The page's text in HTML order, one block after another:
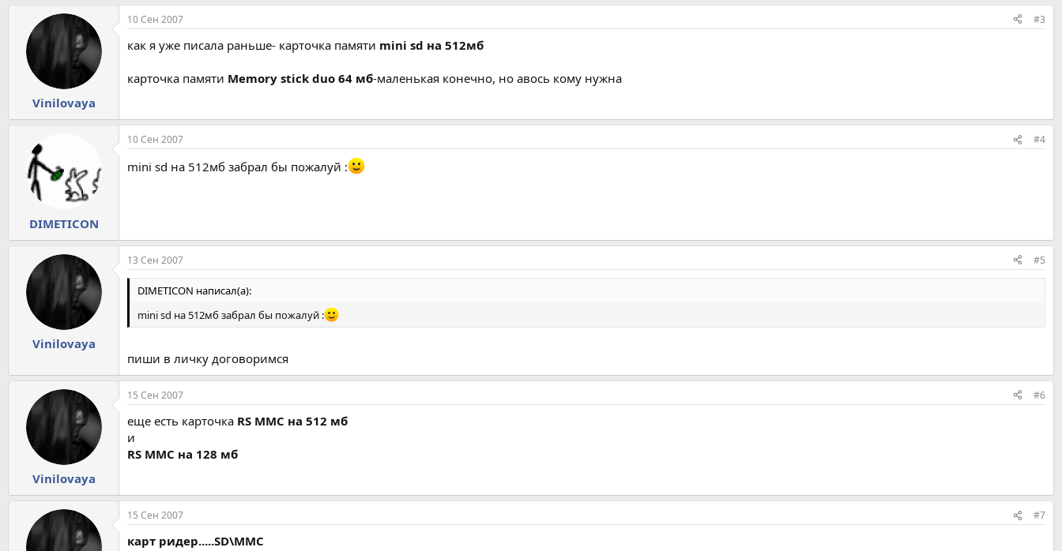
Vinilovaya
10 Сен 2007 #3
как я уже писала раньше- карточка памяти mini sd на 512мб
карточка памяти Memory stick duo 64 мб-маленькая конечно, но авось кому нужна
DIMETICON
10 Сен 2007 #4
mini sd на 512мб забрал бы пожалуй :
Vinilovaya
13 Сен 2007 #5
DIMETICON написал(а):
mini sd на 512мб забрал бы пожалуй :
пиши в личку договоримся
Vinilovaya
15 Сен 2007 #6
еще есть карточка RS MMC на 512 мб
и
RS MMC на 128 мб
15 Сен 2007 #7
карт ридер.....SD\MMC